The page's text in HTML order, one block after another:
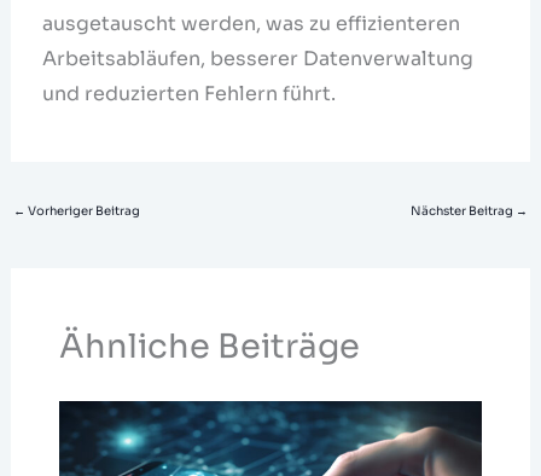
ausgetauscht werden, was zu effizienteren
Arbeitsabläufen, besserer Datenverwaltung
und reduzierten Fehlern führt.
← Vorheriger Beitrag Nächster Beitrag →
Ähnliche Beiträge